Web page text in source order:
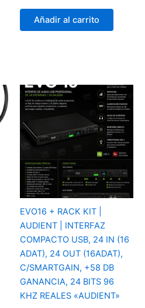
Añadir al carrito
EVO16 + RACK KIT |
AUDIENT | INTERFAZ
COMPACTO USB, 24 IN (16
ADAT), 24 OUT (16ADAT),
C/SMARTGAIN, +58 DB
GANANCIA, 24 BITS 96
KHZ REALES «AUDIENT»